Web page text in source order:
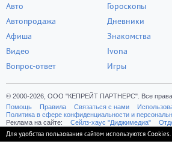
Авто
Автопродажа
Афиша
Видео
Вопрос-ответ
Гороскопы
Дневники
Знакомства
Ivona
Игры
© 2000-2026, ООО "КЕПРЕЙТ ПАРТНЕРС". Все
Помощь
Правила Связаться с нами
Политика в сфере конфиденциальности и
Реклама на сайте:
Cейлз-хаус "Диджимедиа"
Для удобства пользования сайтом используются